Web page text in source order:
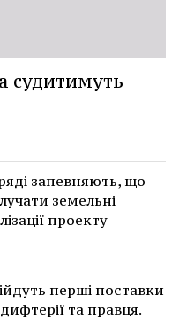
судитимуть
запевняють, що
земельні
проекту
перші поставки
та правця.